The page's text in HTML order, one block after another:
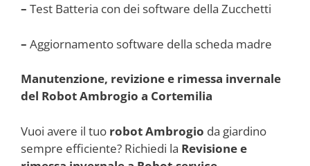
– Test Batteria con dei software della Zucchetti
– Aggiornamento software della scheda madre
Manutenzione, revizione e rimessa invernale
del Robot Ambrogio a Cortemilia
Vuoi avere il tuo robot Ambrogio da giardino
sempre efficiente? Richiedi la Revisione e